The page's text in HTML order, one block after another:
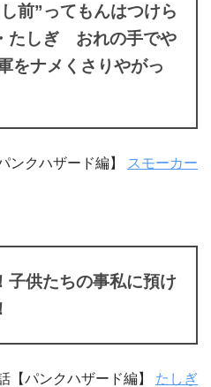
前”ってもんはつけら
たしぎ おれの手でや
をナメくさりやがっ
ンクハザード編】 スモーカー
子供たちの事私に預け
【パンクハザード編】 たしぎ